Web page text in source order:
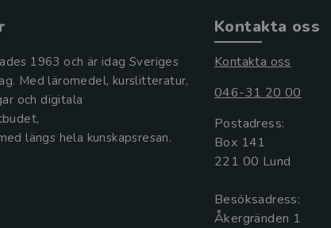
1963 och är idag Sveriges
Med läromedel, kurslitteratur,
och digitala
längs hela kunskapsresan.
Kontakta oss
Kontakta oss
046-31 20 00
Postadress:
Box 141
221 00 Lund
Besöksadress:
Åkergränden 1